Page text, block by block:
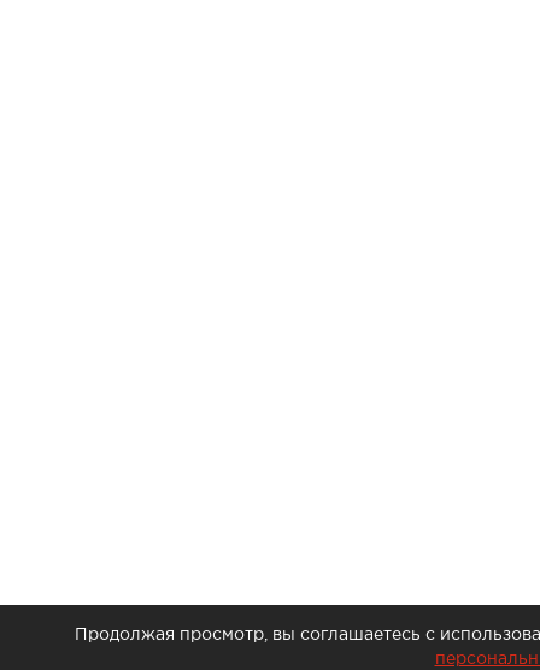
Продолжая просмотр, вы соглашаетесь с